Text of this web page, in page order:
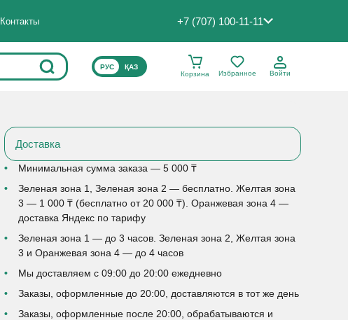
Контакты +7 (707) 100-11-11
ВЫБЕРИТЕ ЯЗЫК САЙТА
РУС
ҚАЗ
Корзина
Избранное Войти
Доставка
Минимальная сумма заказа — 5 000 ₸
Зеленая зона 1, Зеленая зона 2 — бесплатно. Желтая зона
3 — 1 000 ₸ (бесплатно от 20 000 ₸). Оранжевая зона 4 —
доставка Яндекс по тарифу
Зеленая зона 1 — до 3 часов. Зеленая зона 2, Желтая зона
3 и Оранжевая зона 4 — до 4 часов
Мы доставляем с 09:00 до 20:00 ежедневно
Заказы, оформленные до 20:00, доставляются в тот же день
Заказы, оформленные после 20:00, обрабатываются и